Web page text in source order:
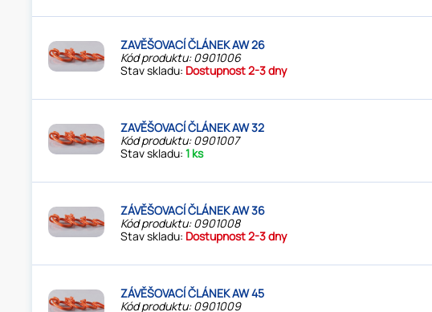
ZAVĚŠOVACÍ ČLÁNEK AW 26
Kód produktu: 0901006
Stav skladu: Dostupnost 2-3 dny
ZAVĚŠOVACÍ ČLÁNEK AW 32
Kód produktu: 0901007
Stav skladu:1 ks
ZÁVĚŠOVACÍ ČLÁNEK AW 36
Kód produktu: 0901008
Stav skladu: Dostupnost 2-3 dny
ZÁVĚŠOVACÍ ČLÁNEK AW 45
Kód produktu: 0901009